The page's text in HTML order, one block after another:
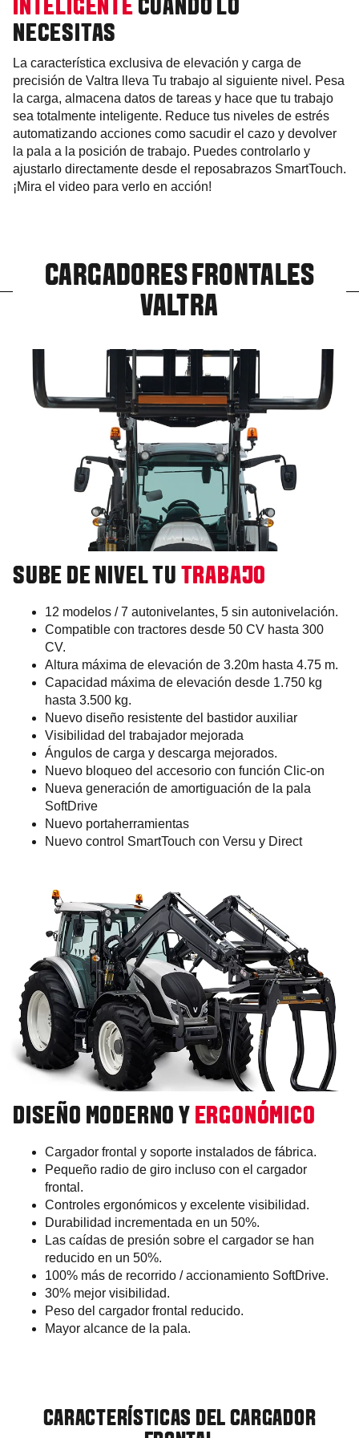
INTELIGENTE CUANDO LO
NECESITAS
La característica exclusiva de elevación y carga de
precisión de Valtra lleva Tu trabajo al siguiente nivel. Pesa
la carga, almacena datos de tareas y hace que tu trabajo
sea totalmente inteligente. Reduce tus niveles de estrés
automatizando acciones como sacudir el cazo y devolver
la pala a la posición de trabajo. Puedes controlarlo y
ajustarlo directamente desde el reposabrazos SmartTouch.
¡Mira el video para verlo en acción!
CARGADORES FRONTALES
VALTRA
SUBE DE NIVEL TU TRABAJO
12 modelos / 7 autonivelantes, 5 sin autonivelación.
Compatible con tractores desde 50 CV hasta 300
CV.
Altura máxima de elevación de 3.20m hasta 4.75 m.
Capacidad máxima de elevación desde 1.750 kg
hasta 3.500 kg.
Nuevo diseño resistente del bastidor auxiliar
Visibilidad del trabajador mejorada
Ángulos de carga y descarga mejorados.
Nuevo bloqueo del accesorio con función Clic-on
Nueva generación de amortiguación de la pala
SoftDrive
Nuevo portaherramientas
Nuevo control SmartTouch con Versu y Direct
DISEÑO MODERNO Y ERGONÓMICO
Cargador frontal y soporte instalados de fábrica.
Pequeño radio de giro incluso con el cargador
frontal.
Controles ergonómicos y excelente visibilidad.
Durabilidad incrementada en un 50%.
Las caídas de presión sobre el cargador se han
reducido en un 50%.
100% más de recorrido / accionamiento SoftDrive.
30% mejor visibilidad.
Peso del cargador frontal reducido.
Mayor alcance de la pala.
CARACTERÍSTICAS DEL CARGADOR